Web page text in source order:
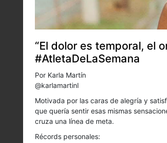
“El dolor es temporal, el
#AtletaDeLaSemana
Por Karla Martín
@karlamartinl
Motivada por las caras de alegría y
que quería sentir esas mismas
cruza una línea de meta.
Récords personales: